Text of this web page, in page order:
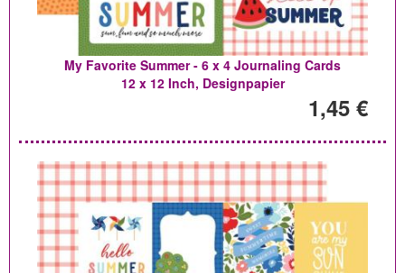
My Favorite Summer - 6 x 4 Journaling Cards
12 x 12 Inch, Designpapier
1,45 €